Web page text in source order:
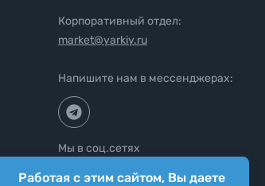
Работая с этим сайтом, Вы даете
Корпоративный отдел:
market@yarkiy.ru
Напишите нам в мессенджерах:
Мы в соц.сетях